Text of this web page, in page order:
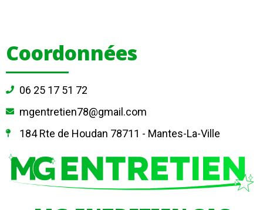
Coordonnées
06 25 17 51 72
mgentretien78@gmail.com
184 Rte de Houdan 78711 - Mantes-La-Ville